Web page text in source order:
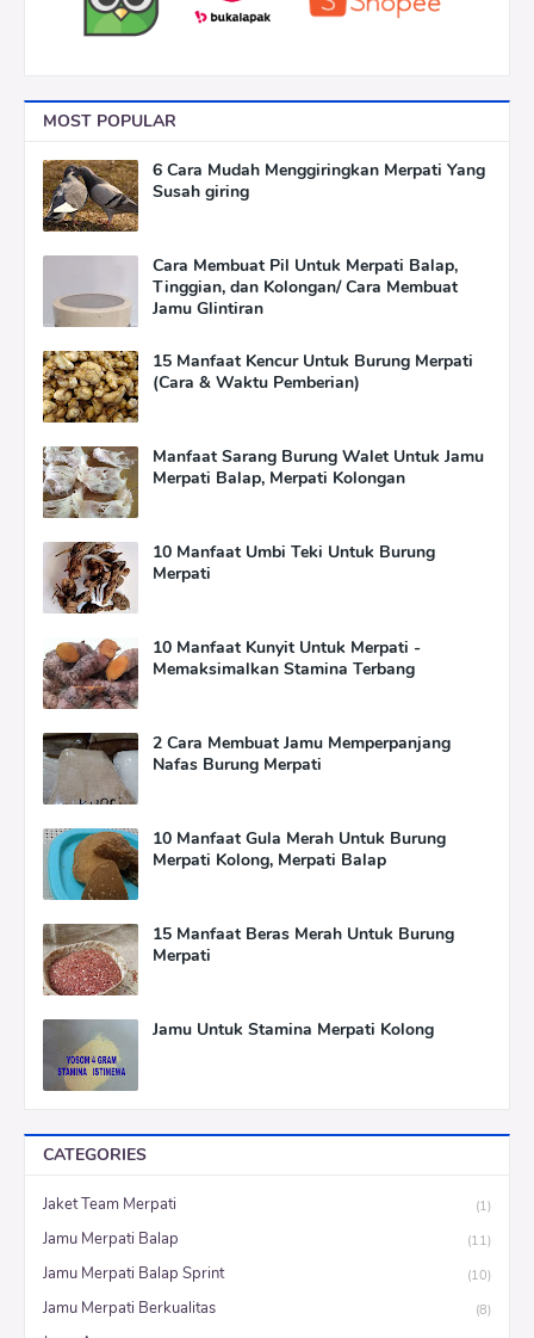
MOST POPULAR
6 Cara Mudah Menggiringkan Merpati Yang
Susah giring
Cara Membuat Pil Untuk Merpati Balap,
Tinggian, dan Kolongan/ Cara Membuat
Jamu Glintiran
15 Manfaat Kencur Untuk Burung Merpati
(Cara & Waktu Pemberian)
Manfaat Sarang Burung Walet Untuk Jamu
Merpati Balap, Merpati Kolongan
10 Manfaat Umbi Teki Untuk Burung
Merpati
10 Manfaat Kunyit Untuk Merpati -
Memaksimalkan Stamina Terbang
2 Cara Membuat Jamu Memperpanjang
Nafas Burung Merpati
10 Manfaat Gula Merah Untuk Burung
Merpati Kolong, Merpati Balap
15 Manfaat Beras Merah Untuk Burung
Merpati
Jamu Untuk Stamina Merpati Kolong
CATEGORIES
Jaket Team Merpati (1)
Jamu Merpati Balap (11)
Jamu Merpati Balap Sprint (10)
Jamu Merpati Berkualitas (8)